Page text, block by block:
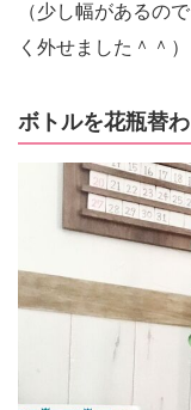
（少し幅があるの
く外せました＾＾）
ボトルを花瓶替